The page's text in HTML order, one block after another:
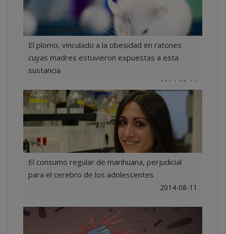
El plomo, vinculado a la obesidad en ratones
cuyas madres estuvieron expuestas a esta
sustancia
2014-08-11
El consumo regular de marihuana, perjudicial
para el cerebro de los adolescentes
2014-08-11